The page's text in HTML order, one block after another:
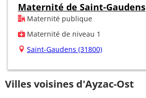
Maternité de Saint-Gaudens
Maternité publique
Maternité de niveau 1
Saint-Gaudens (31800)
Villes voisines d'Ayzac-Ost